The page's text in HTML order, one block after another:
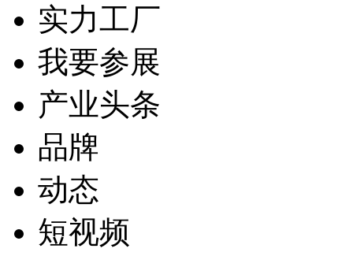
实力工厂
我要参展
产业头条
品牌
动态
短视频